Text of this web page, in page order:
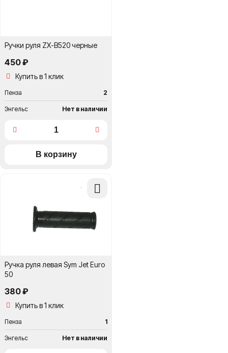
Ручки руля ZX-B520 черные
450 ₽
Купить в 1 клик
Пенза 2
Энгельс Нет в наличии
Добавить
Ручка руля левая Sym Jet Euro
50
380 ₽
Купить в 1 клик
Пенза 1
Энгельс Нет в наличии